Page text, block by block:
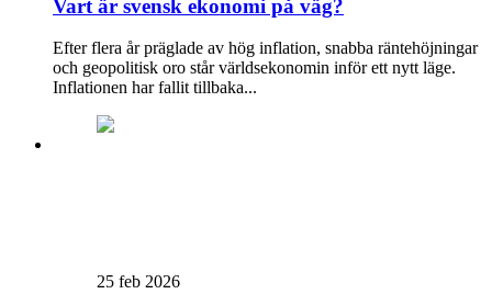
Vart är svensk ekonomi på väg?
Efter flera år präglade av hög inflation, snabba räntehöjningar
och geopolitisk oro står världsekonomin inför ett nytt läge.
Inflationen har fallit tillbaka...
25 feb 2026